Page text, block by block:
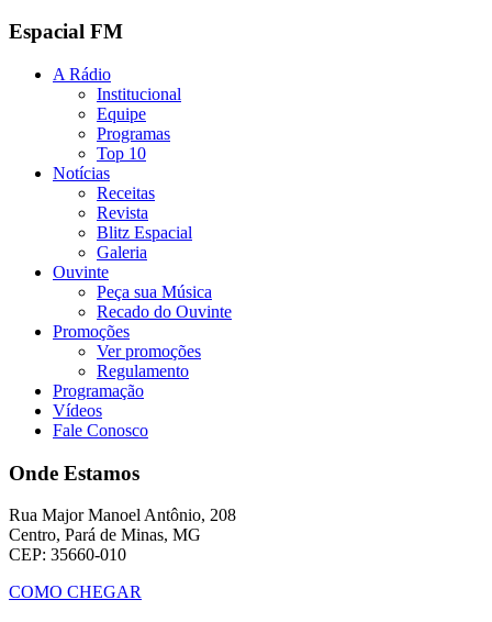
Espacial FM
A Rádio
Institucional
Equipe
Programas
Top 10
Notícias
Receitas
Revista
Blitz Espacial
Galeria
Ouvinte
Peça sua Música
Recado do Ouvinte
Promoções
Ver promoções
Regulamento
Programação
Vídeos
Fale Conosco
Onde Estamos
Rua Major Manoel Antônio, 208
Centro, Pará de Minas, MG
CEP: 35660-010
COMO CHEGAR